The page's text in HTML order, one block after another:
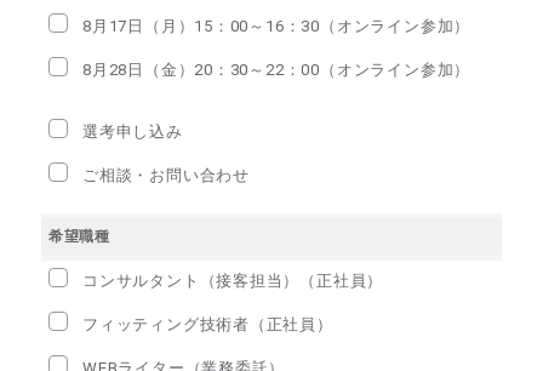
8月17日（月）15：00～16：30（オンライン参加）
8月28日（金）20：30～22：00（オンライン参加）
選考申し込み
ご相談・お問い合わせ
希望職種
コンサルタント（接客担当）（正社員）
フィッティング技術者（正社員）